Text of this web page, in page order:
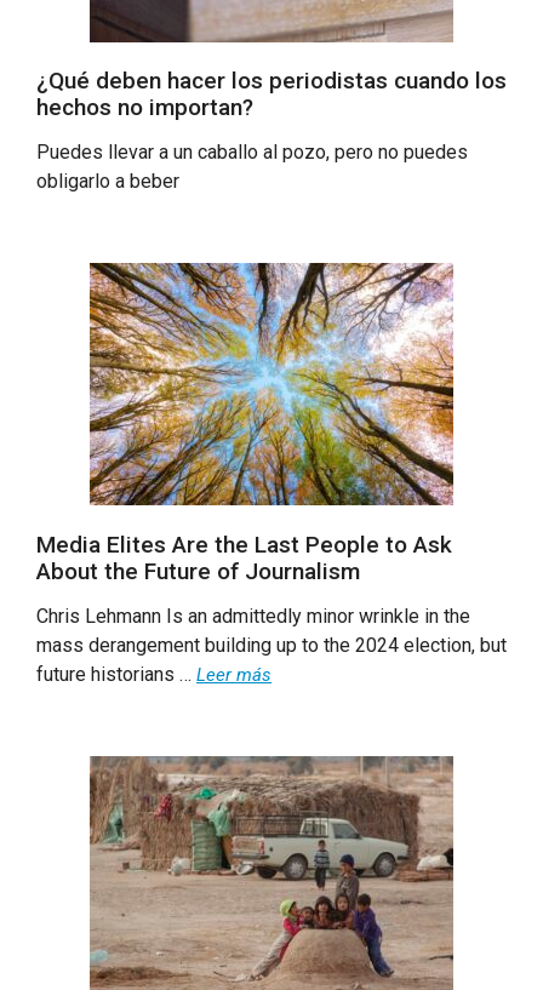
¿Qué deben hacer los periodistas cuando los
hechos no importan?
Puedes llevar a un caballo al pozo, pero no puedes
obligarlo a beber
Media Elites Are the Last People to Ask
About the Future of Journalism
Chris Lehmann Is an admittedly minor wrinkle in the
mass derangement building up to the 2024 election, but
future historians … Leer más